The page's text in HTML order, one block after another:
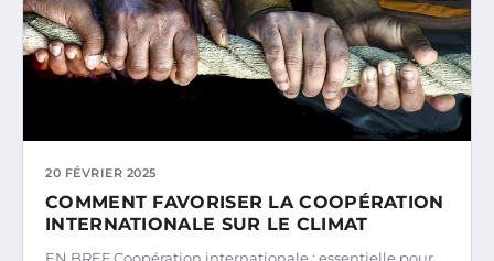
20 FÉVRIER 2025
COMMENT FAVORISER LA COOPÉRATION
INTERNATIONALE SUR LE CLIMAT